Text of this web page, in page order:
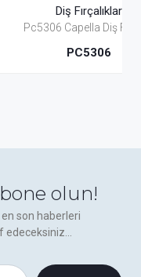
Fırçalık
olun!
son haberleri